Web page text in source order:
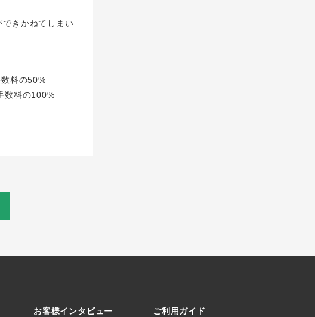
きかねてしまい
料の50%
数料の100%
お客様インタビュー ご利用ガイド